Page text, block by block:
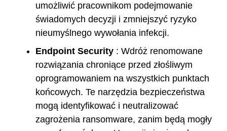
umożliwić pracownikom podejmowanie
świadomych decyzji i zmniejszyć ryzyko
nieumyślnego wywołania infekcji.
Endpoint Security : Wdróż renomowane
rozwiązania chroniące przed złośliwym
oprogramowaniem na wszystkich punktach
końcowych. Te narzędzia bezpieczeństwa
mogą identyfikować i neutralizować
zagrożenia ransomware, zanim będą mogły